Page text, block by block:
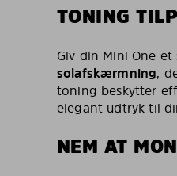
TONING
Giv din Mini One
solafskærmning,
toning beskytter
elegant udtryk til
NEM AT